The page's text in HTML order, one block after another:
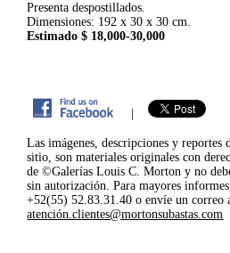
Presenta despostillados.
Dimensiones: 192 x 30 x 30 cm.
Estimado $ 18,000-30,000
|
Las imágenes, descripciones y reportes
sitio, son materiales originales con
de ©Galerías Louis C. Morton y no
sin autorización. Para mayores
+52(55) 52.83.31.40 o envíe un correo
atención.clientes@mortonsubastas.com